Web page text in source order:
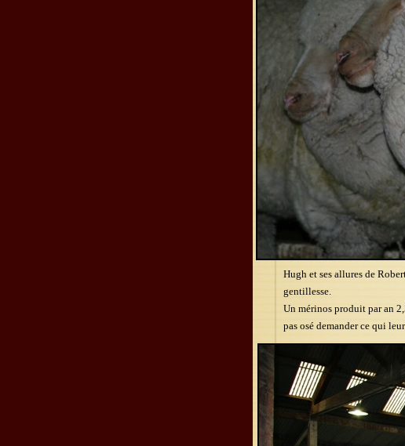
Hugh et ses allures de
gentillesse.
Un mérinos produit par an
pas osé demander ce qui